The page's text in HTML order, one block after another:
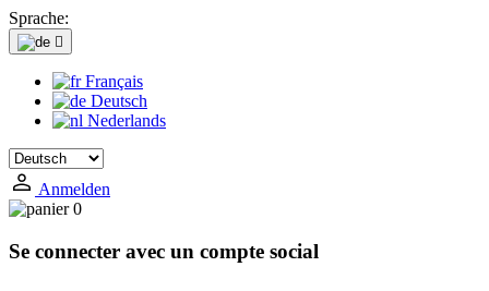
Sprache:

Français
Deutsch
Nederlands
Anmelden
0
Se connecter avec un compte social